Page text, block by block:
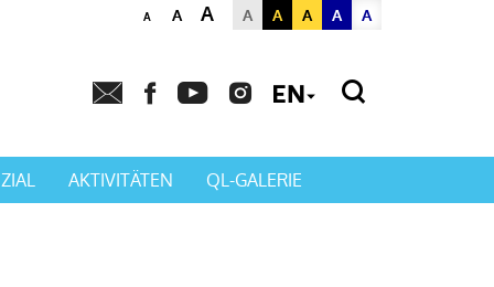
A A A A A A A A
AKTIVITÄTEN QL-GALERIE